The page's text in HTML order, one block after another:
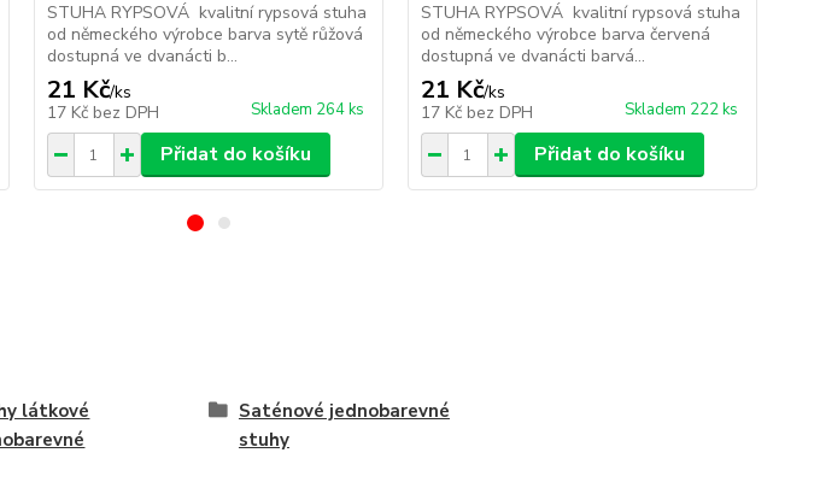
STUHA RYPSOVÁ kvalitní rypsová stuha
od německého výrobce barva sytě růžová
dostupná ve dvanácti b...
21 Kč/ks
17 Kč bez DPH Skladem 264 ks
Přidat do košíku
STUHA RYPSOVÁ kvalitní rypsová stuha
od německého výrobce barva červená
dostupná ve dvanácti barvá...
21 Kč/ks
17 Kč bez DPH Skladem 222 ks
Přidat do košíku
látkové
Saténové jednobarevné
stuhy